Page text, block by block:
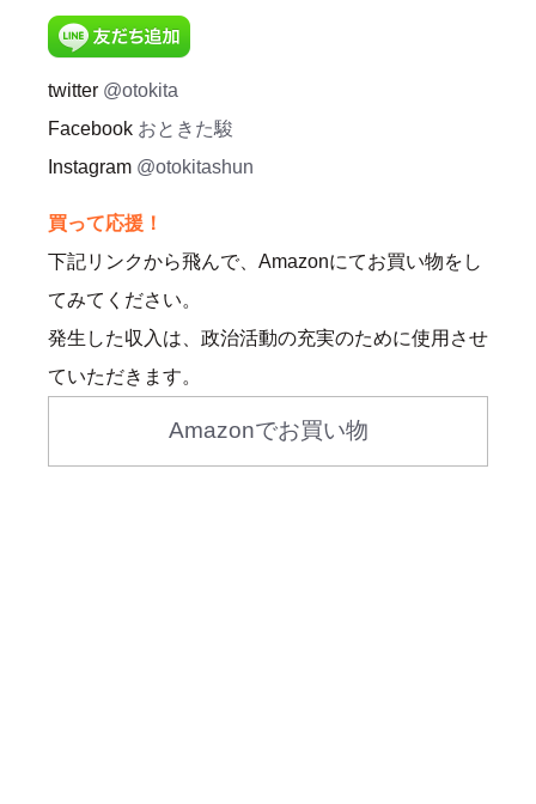
twitter @otokita
Facebook おときた駿
Instagram @otokitashun
買って応援！
下記リンクから飛んで、Amazonにてお買い物をし
てみてください。
発生した収入は、政治活動の充実のために使用させ
ていただきます。
Amazonでお買い物